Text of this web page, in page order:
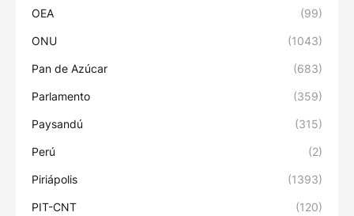
OEA (99)
ONU (1043)
Pan de Azúcar (683)
Parlamento (359)
Paysandú (315)
Perú (2)
Piriápolis (1393)
PIT-CNT (120)